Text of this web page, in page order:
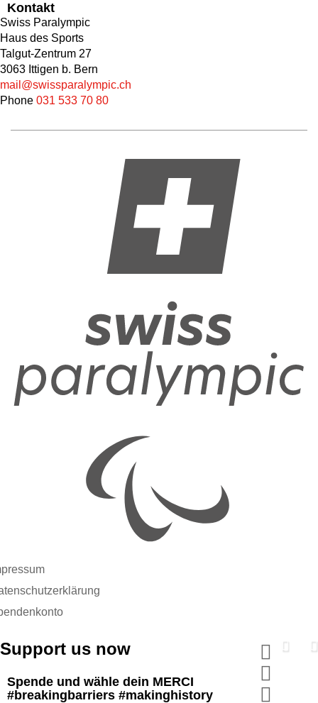
Kontakt
Swiss Paralympic
Haus des Sports
Talgut-Zentrum 27
3063 Ittigen b. Bern
mail@swissparalympic.ch
Phone 031 533 70 80
Support us now
Spende und wähle dein MERCI
#breakingbarriers #makinghistory